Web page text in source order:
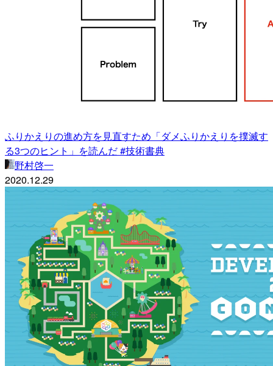
ふりかえりの進め方を見直すため「ダメふりかえりを撲滅す
る3つのヒント」を読んだ #技術書典
野村啓一
2020.12.29